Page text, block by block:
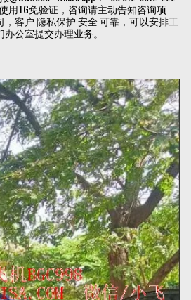
用TG免验证，咨询请主动告知咨询项
，客户 隐私保护 安全 可靠，可以安排工
公室提交办理业务。